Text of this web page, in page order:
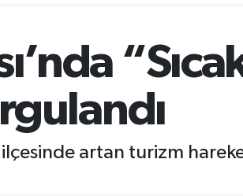
ilçesinde artan turizm